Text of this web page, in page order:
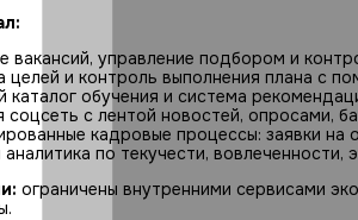
вакансий, управление подбором и
целей и контроль выполнения плана с
каталог обучения и система
соцсеть с лентой новостей, опросами,
кадровые процессы: заявки на
по текучести,
ограничены внутренними сервисами